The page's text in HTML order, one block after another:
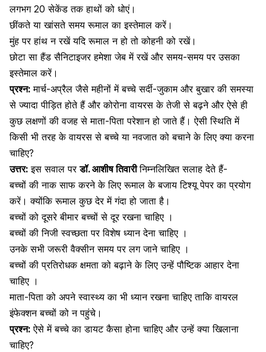
लगभग 20 सेकेंड तक हाथों को धोएं।
छींकते या खांसते समय रूमाल का इस्तेमाल करें।
मुंह पर हांथ न रखें यदि रूमाल न हो तो कोहनी को रखें।
छोटा सा हैंड सैनिटाइजर हमेशा जेब में रखें और समय-समय पर उसका
इस्तेमाल करें।
प्रश्न: मार्च-अप्रैल जैसे महीनों में बच्चे सर्दी-जुकाम और बुखार की समस्या
से ज्यादा पीड़ित होते हैं और कोरोना वायरस के तेजी से बढ़ने और ऐसे ही
कुछ लक्षणों की वजह से माता-पिता परेशान हो जाते हैं। ऐसी स्थिति में
किसी भी तरह के वायरस से बच्चे या नवजात को बचाने के लिए क्या करना
चाहिए?
उत्तर: इस सवाल परडॉ. आशीष तिवारीनिम्नलिखित सलाह देते हैं-
बच्चों की नाक साफ करने के लिए रूमाल के बजाय टिश्यू पेपर का प्रयोग
करें। क्योंकि रूमाल कुछ देर में गंदा हो जाता है।
बच्चों को दूसरे बीमार बच्चों से दूर रखना चाहिए ।
बच्चों की निजी स्वच्छता पर विशेष ध्यान देना चाहिए ।
उनके सभी जरूरी वैक्सीन समय पर लग जाने चाहिए ।
बच्चों कीप्रतिरोधक क्षमता को बढ़ाने के लिए उन्हें पौष्टिक आहारदेना
चाहिए ।
माता-पिता को अपने स्वास्थ्य का भी ध्यान रखना चाहिए ताकि वायरल
इंफेक्शन बच्चों को न पहुंचे।
प्रश्न: ऐसे में बच्चे का डायट कैसा होना चाहिए और उन्हें क्या खिलाना
चाहिए?